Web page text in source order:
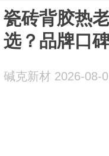
瓷砖背胶热
选？品牌口
碱克新材 2026-08-